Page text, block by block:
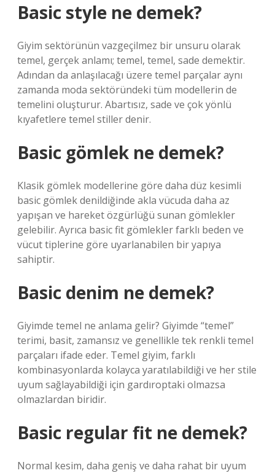
Basic style ne demek?
Giyim sektörünün vazgeçilmez bir unsuru olarak
temel, gerçek anlamı; temel, temel, sade demektir.
Adından da anlaşılacağı üzere temel parçalar aynı
zamanda moda sektöründeki tüm modellerin de
temelini oluşturur. Abartısız, sade ve çok yönlü
kıyafetlere temel stiller denir.
Basic gömlek ne demek?
Klasik gömlek modellerine göre daha düz kesimli
basic gömlek denildiğinde akla vücuda daha az
yapışan ve hareket özgürlüğü sunan gömlekler
gelebilir. Ayrıca basic fit gömlekler farklı beden ve
vücut tiplerine göre uyarlanabilen bir yapıya
sahiptir.
Basic denim ne demek?
Giyimde temel ne anlama gelir? Giyimde “temel”
terimi, basit, zamansız ve genellikle tek renkli temel
parçaları ifade eder. Temel giyim, farklı
kombinasyonlarda kolayca yaratılabildiği ve her stile
uyum sağlayabildiği için gardıroptaki olmazsa
olmazlardan biridir.
Basic regular fit ne demek?
Normal kesim, daha geniş ve daha rahat bir uyum